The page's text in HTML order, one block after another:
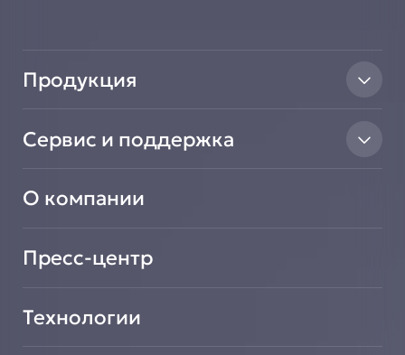
Продукция
Линии раздачи
Вентиляционное оборудование
Транспортировочные решения
Сервис и поддержка
Сообщить о неисправности оборудования
Подать заявку на сотрудничество
О компании
Пресс-центр
Технологии